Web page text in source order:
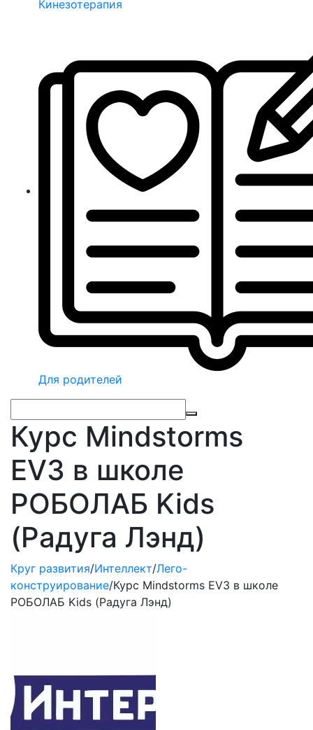
Кинезотерапия
Для родителей
Курс Mindstorms
EV3 в школе
РОБОЛАБ Kids
(Радуга Лэнд)
Круг развития/Интеллект/Лего-
конструирование/Курс Mindstorms EV3 в школе
РОБОЛАБ Kids (Радуга Лэнд)